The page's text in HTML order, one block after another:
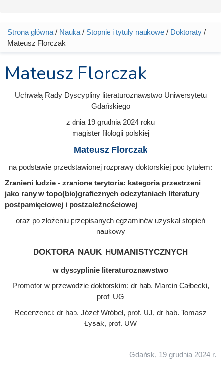
Jesteś tutaj
Strona główna / Nauka / Stopnie i tytuły naukowe / Doktoraty /
Mateusz Florczak
Mateusz Florczak
Uchwałą Rady Dyscypliny literaturoznawstwo Uniwersytetu
Gdańskiego
z dnia 19 grudnia 2024 roku
magister filologii polskiej
Mateusz Florczak
na podstawie przedstawionej rozprawy doktorskiej pod tytułem:
Zranieni ludzie - zranione terytoria: kategoria przestrzeni
jako rany w topo(bio)graficznych odczytaniach literatury
postpamięciowej i postzależnościowej
oraz po złożeniu przepisanych egzaminów uzyskał stopień
naukowy
doktora nauk humanistycznych
w dyscyplinie literaturoznawstwo
Promotor w przewodzie doktorskim: dr hab. Marcin Całbecki,
prof. UG
Recenzenci: dr hab. Józef Wróbel, prof. UJ, dr hab. Tomasz
Łysak, prof. UW
Gdańsk, 19 grudnia 2024 r.